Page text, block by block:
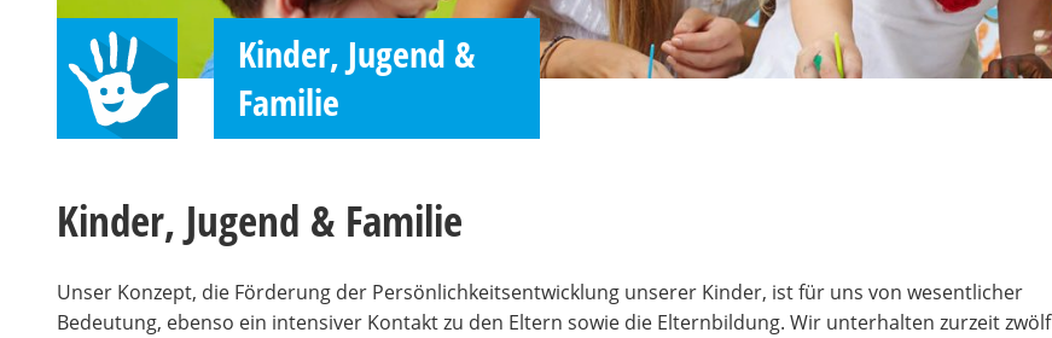
Kinder, Jugend &
Familie
Kinder, Jugend & Familie
Unser Konzept, die Förderung der Persönlichkeitsentwicklung unserer Kinder, ist für uns von wesentlicher
Bedeutung, ebenso ein intensiver Kontakt zu den Eltern sowie die Elternbildung. Wir unterhalten zurzeit zwölf